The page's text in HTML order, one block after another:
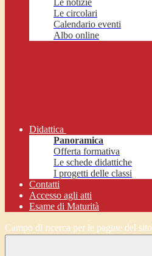
Le notizie
Le circolari
Calendario eventi
Albo online
Didattica
Panoramica
Offerta formativa
Le schede didattiche
I progetti delle classi
Contatti
Accesso agli atti
Esame di Maturità
Campo di ricerca per le pagine del sito